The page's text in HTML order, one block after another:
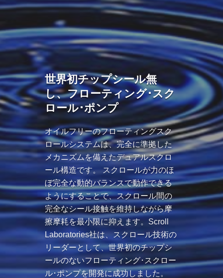
世界初チップシール無
し、フローティング･スク
ロール･ポンプ
オイルフリーのフローティングスク
ロールシステムは、完全に準拠した
メカニズムを備えたデュアルスクロ
ール構造です。 スクロールが力のほ
ぼ完全な動的バランスで動作できる
ようにすることで、スクロール間の
完全なシール接触を維持しながら摩
擦摩耗を最小限に抑えます。Scroll
Laboratories社は、スクロール技術の
リーダーとして、世界初のチップシ
ールのないフローティング･スクロー
ル･ポンプを開発に成功しました。